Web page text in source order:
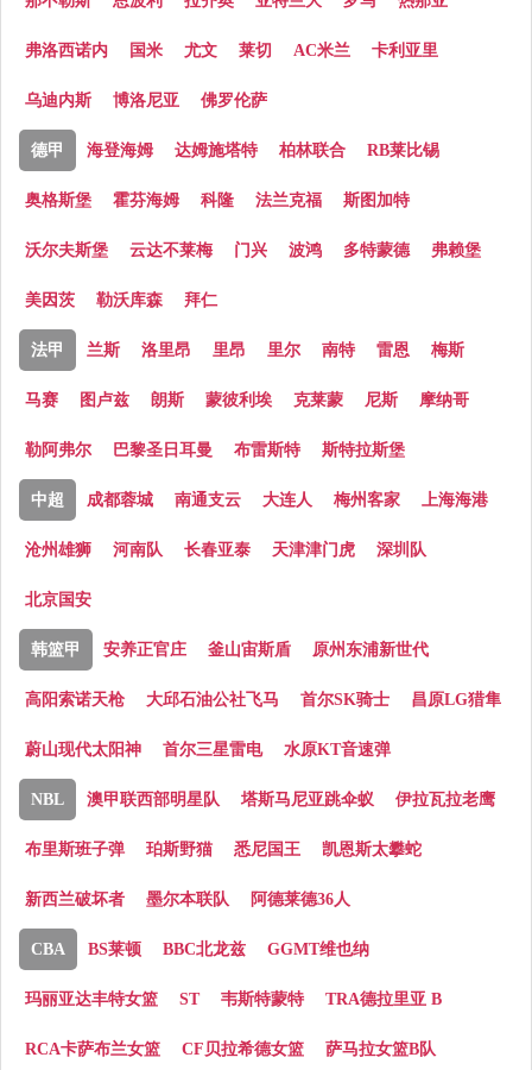
弗洛西诺内 国米 尤文 莱切 AC米兰 卡利亚里
乌迪内斯 博洛尼亚 佛罗伦萨
德甲 海登海姆 达姆施塔特 柏林联合 RB莱比锡
奥格斯堡 霍芬海姆 科隆 法兰克福 斯图加特
沃尔夫斯堡 云达不莱梅 门兴 波鸿 多特蒙德 弗赖堡
美因茨 勒沃库森 拜仁
法甲 兰斯 洛里昂 里昂 里尔 南特 雷恩 梅斯
马赛 图卢兹 朗斯 蒙彼利埃 克莱蒙 尼斯 摩纳哥
勒阿弗尔 巴黎圣日耳曼 布雷斯特 斯特拉斯堡
中超 成都蓉城 南通支云 大连人 梅州客家 上海海港
沧州雄狮 河南队 长春亚泰 天津津门虎 深圳队
北京国安
韩篮甲 安养正官庄 釜山宙斯盾 原州东浦新世代
高阳索诺天枪 大邱石油公社飞马 首尔SK骑士 昌原LG猎隼
蔚山现代太阳神 首尔三星雷电 水原KT音速弹
NBL 澳甲联西部明星队 塔斯马尼亚跳伞蚁 伊拉瓦拉老鹰
布里斯班子弹 珀斯野猫 悉尼国王 凯恩斯太攀蛇
新西兰破坏者 墨尔本联队 阿德莱德36人
CBA BS莱顿 BBC北龙兹 GGMT维也纳
玛丽亚达丰特女篮 ST 韦斯特蒙特 TRA德拉里亚 B
RCA卡萨布兰女篮 CF贝拉希德女篮 萨马拉女篮B队